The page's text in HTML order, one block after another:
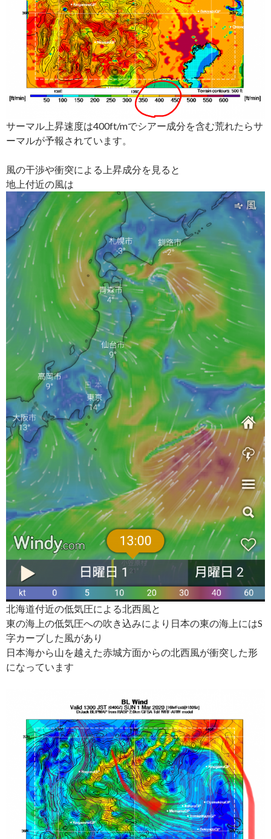
サーマル上昇速度は400ft/mでシアー成分を含む荒れたらサ
ーマルが予報されています。
風の干渉や衝突による上昇成分を見ると
地上付近の風は
北海道付近の低気圧による北西風と
東の海上の低気圧への吹き込みにより日本の東の海上にはS
字カーブした風があり
日本海から山を越えた赤城方面からの北西風が衝突した形
になっています